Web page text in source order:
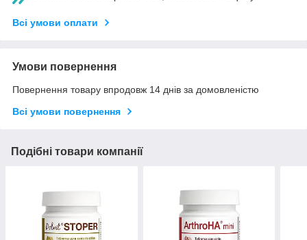
Всі умови оплати
Умови повернення
Повернення товару впродовж 14 днів за домовленістю
Всі умови повернення
Подібні товари компанії